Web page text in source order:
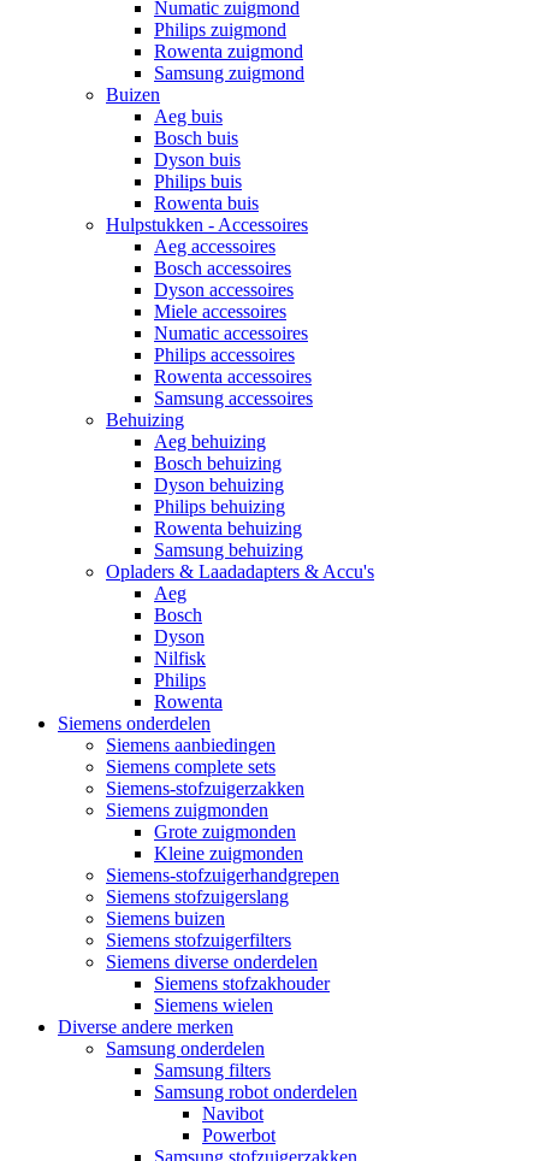
Numatic zuigmond
Philips zuigmond
Rowenta zuigmond
Samsung zuigmond
Buizen
Aeg buis
Bosch buis
Dyson buis
Philips buis
Rowenta buis
Hulpstukken - Accessoires
Aeg accessoires
Bosch accessoires
Dyson accessoires
Miele accessoires
Numatic accessoires
Philips accessoires
Rowenta accessoires
Samsung accessoires
Behuizing
Aeg behuizing
Bosch behuizing
Dyson behuizing
Philips behuizing
Rowenta behuizing
Samsung behuizing
Opladers & Laadadapters & Accu's
Aeg
Bosch
Dyson
Nilfisk
Philips
Rowenta
Siemens onderdelen
Siemens aanbiedingen
Siemens complete sets
Siemens-stofzuigerzakken
Siemens zuigmonden
Grote zuigmonden
Kleine zuigmonden
Siemens-stofzuigerhandgrepen
Siemens stofzuigerslang
Siemens buizen
Siemens stofzuigerfilters
Siemens diverse onderdelen
Siemens stofzakhouder
Siemens wielen
Diverse andere merken
Samsung onderdelen
Samsung filters
Samsung robot onderdelen
Navibot
Powerbot